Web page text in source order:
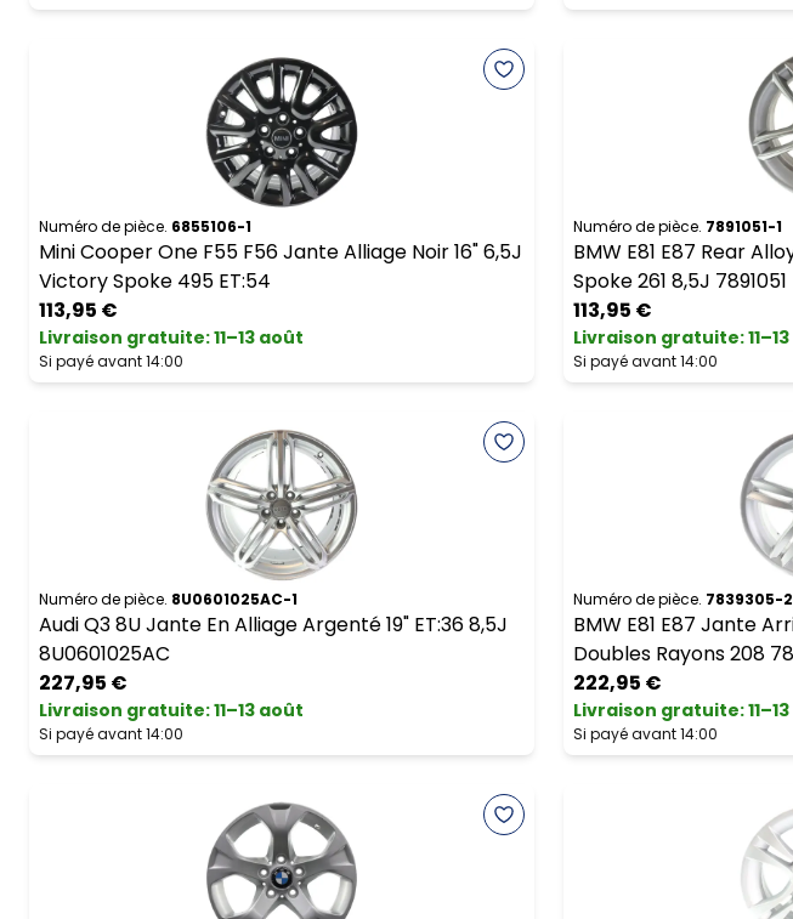
Numéro de pièce. 6855106-1
Mini Cooper One F55 F56 Jante Alliage Noir 16" 6,5J
Victory Spoke 495 ET:54
113,95 €
Livraison gratuite:11–13 août
Si payé avant 14:00
Numéro de pièce. 7891051-1
BMW E81 E87 Rear
Spoke 261 8,5J 7891051
113,95 €
Livraison gratuite:
Si payé avant 14:00
Numéro de pièce. 8U0601025AC-1
Audi Q3 8U Jante En Alliage Argenté 19" ET:36 8,5J
8U0601025AC
227,95 €
Livraison gratuite:11–13 août
Si payé avant 14:00
Numéro de pièce. 7839305-2
BMW E81 E87 Jante
Doubles Rayons 208
222,95 €
Livraison gratuite:
Si payé avant 14:00